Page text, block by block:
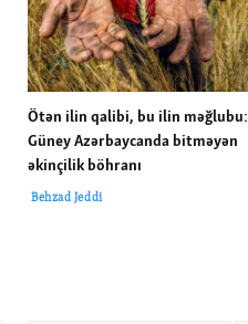
Ötən ilin qalibi, bu ilin məğlubu:
Güney Azərbaycanda bitməyən
əkinçilik böhranı
Behzad Jeddi